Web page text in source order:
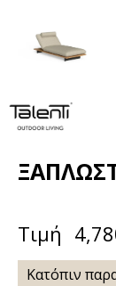
Τιμή
Κατόπιν